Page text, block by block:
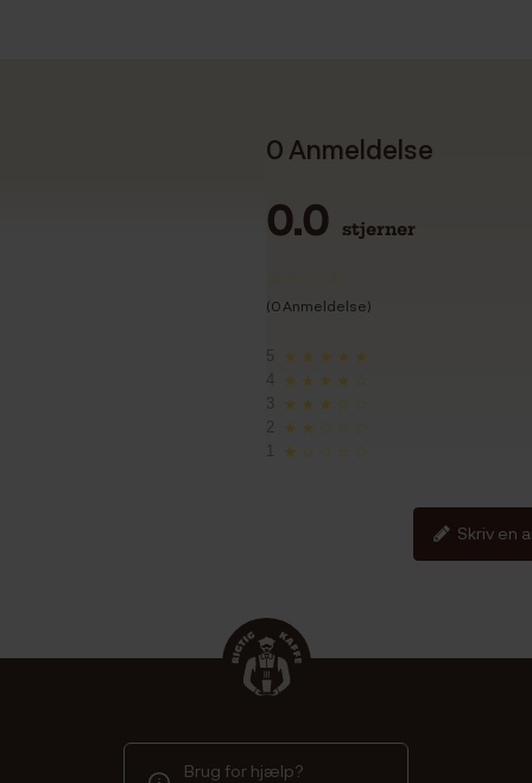
0 Anmeldelse
0.0 stjerner
(0 Anmeldelse)
5 ★★★★★
★★★★☆
3 ★★★☆☆
2 ★★☆☆☆
★☆☆☆☆
Skriv en
Brug for hjælp?